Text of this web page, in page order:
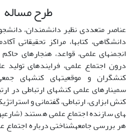
طرح مساله
عناصر متعددی نظیر دانشمندان،
دانشگاهی، کتاب­ها، مراکز تحقیقاتی
انجمن­های علمی، قواعد، هنجارها­ی
درون اجتماع علمی، فرایند­های
کنشگران و موقعیت­های کنش­های
سمینارهای علمی کنش­های­ ارتباطی در
هر بررسی جامعه­شناختی درباره اجتماع